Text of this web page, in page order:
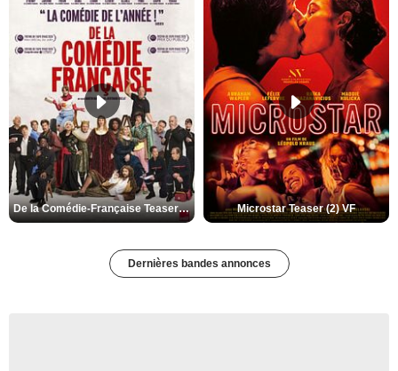
De la Comédie-Française Teaser (3) VF Microstar Teaser (2) VF
Dernières bandes annonces